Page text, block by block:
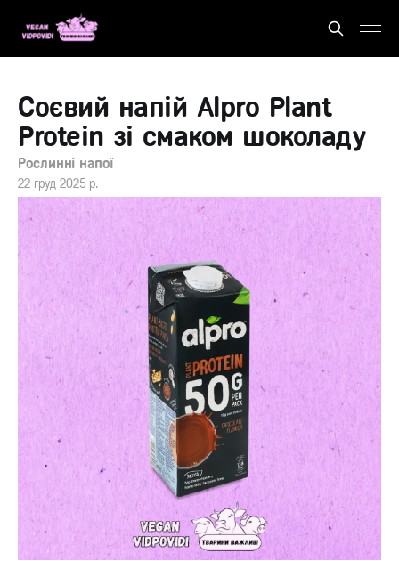
Соєвий напій Alpro Plant
Protein зі смаком шоколаду
Рослинні напої
22 груд 2025 р.